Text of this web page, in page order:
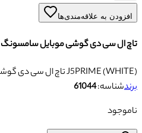
افزودن به علاقه‌مندی‌ها
تاچ ال سی دی گوشی موبایل سامسونگ J5PRIME (WHITE)
تاچ ال سی دی گوشی موبایل سامسونگ J5PRIME (WHITE)
برندشناسه:61044
ناموجود